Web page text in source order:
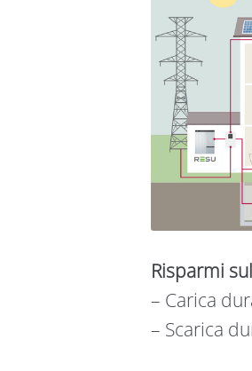
Risparmi
– Carica
– Scarica